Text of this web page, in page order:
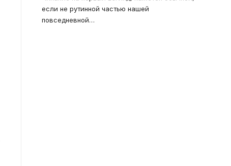
если не рутинной частью нашей
повседневной…